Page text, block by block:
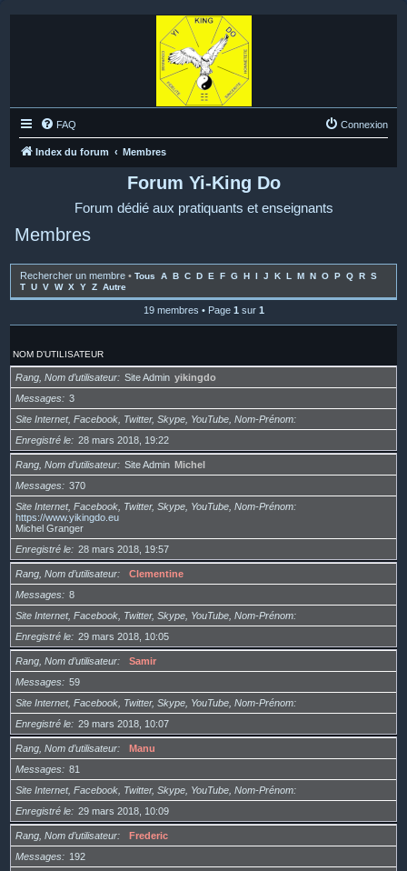
FAQ Connexion
Index du forum Membres
Forum Yi-King Do
Forum dédié aux pratiquants et enseignants
Membres
Rechercher un membre • Tous A B C D E F G H I J K L M N O P Q R S
T U V W X Y Z Autre
19 membres • Page 1 sur 1
NOM D’UTILISATEUR
Rang, Nom d’utilisateur Site Admin yikingdo
Messages
3
Site Internet, Facebook, Twitter, Skype, YouTube, Nom-Prénom
Enregistré le
28 mars 2018, 19:22
Rang, Nom d’utilisateur Site Admin Michel
Messages
370
Site Internet, Facebook, Twitter, Skype, YouTube, Nom-Prénom
https://www.yikingdo.eu
Michel Granger
Enregistré le
28 mars 2018, 19:57
Rang, Nom d’utilisateur
Clementine
Messages
8
Site Internet, Facebook, Twitter, Skype, YouTube, Nom-Prénom
Enregistré le
29 mars 2018, 10:05
Rang, Nom d’utilisateur
Samir
Messages
59
Site Internet, Facebook, Twitter, Skype, YouTube, Nom-Prénom
Enregistré le
29 mars 2018, 10:07
Rang, Nom d’utilisateur
Manu
Messages
81
Site Internet, Facebook, Twitter, Skype, YouTube, Nom-Prénom
Enregistré le
29 mars 2018, 10:09
Rang, Nom d’utilisateur
Frederic
Messages
192